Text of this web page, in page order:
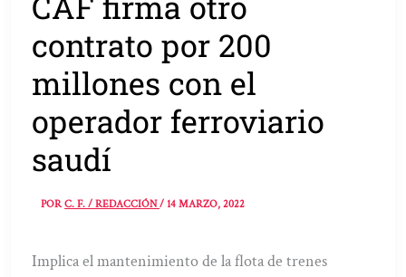
contrato por 200
millones con el
operador ferroviario
saudí
PORC. F. / REDACCIÓN/14 MARZO, 2022
Implica el mantenimiento de la flota de trenes